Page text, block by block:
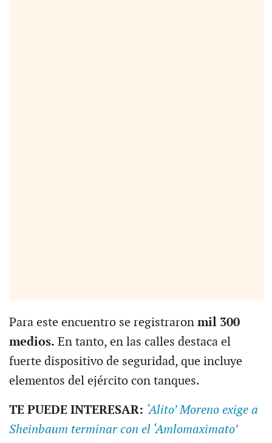
Para este encuentro se registraron mil 300
medios. En tanto, en las calles destaca el
fuerte dispositivo de seguridad, que incluye
elementos del ejército con tanques.
TE PUEDE INTERESAR: ‘Alito’ Moreno exige a
Sheinbaum terminar con el ‘Amlomaximato’